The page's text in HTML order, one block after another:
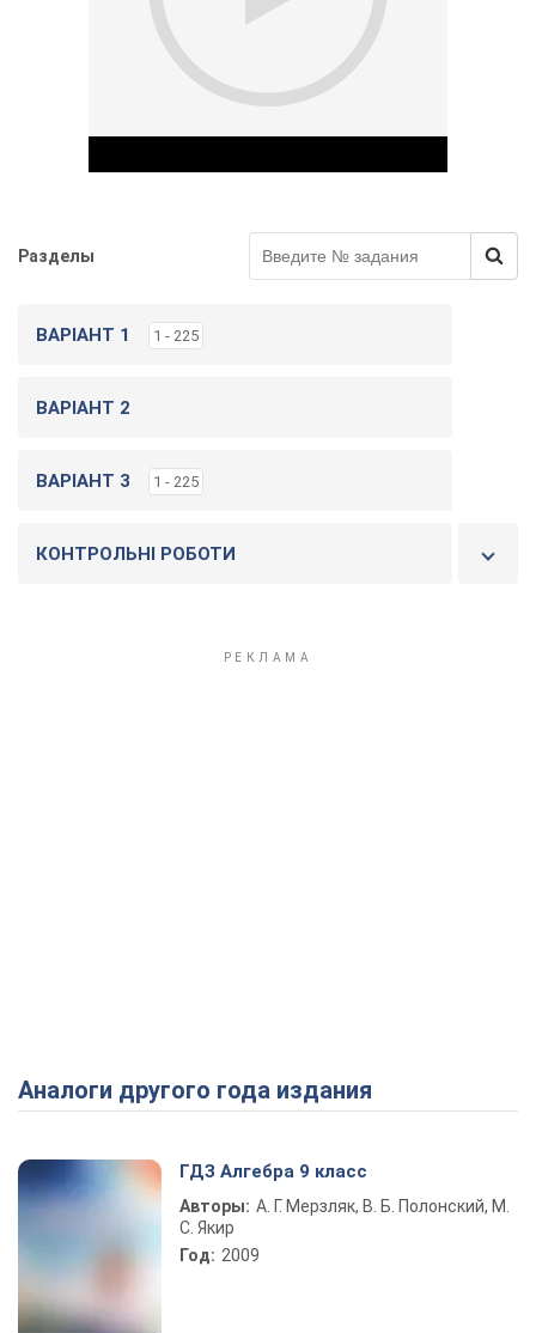
Разделы
ВАРІАНТ 1 1 - 225
ВАРІАНТ 2
ВАРІАНТ 3 1 - 225
КОНТРОЛЬНІ РОБОТИ
Аналоги другого года издания
ГДЗ Алгебра 9 класс
Авторы: А. Г. Мерзляк, В. Б. Полонский, М.
С. Якир
Год: 2009